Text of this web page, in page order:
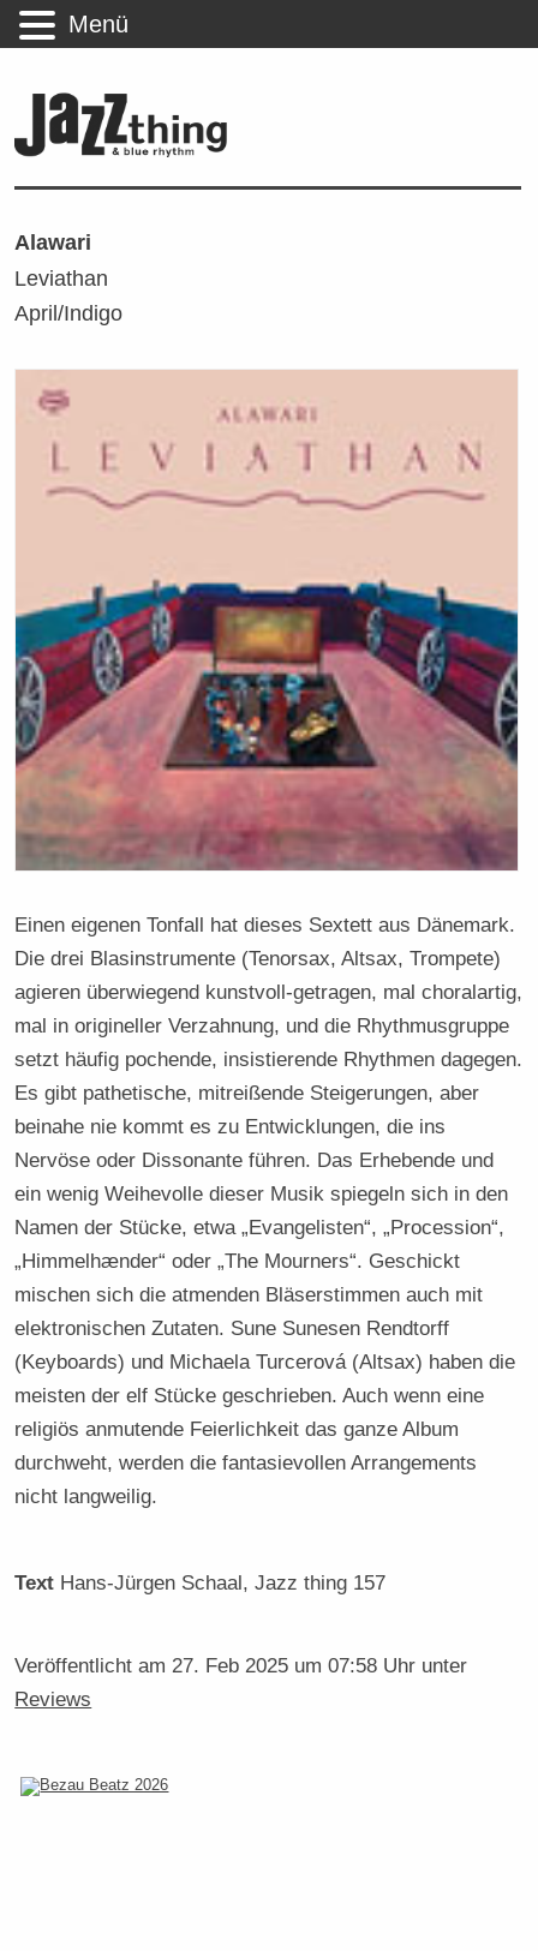
Alawari
Leviathan
April/Indigo
Einen eigenen Tonfall hat dieses Sextett aus Dänemark.
Die drei Blasinstrumente (Tenorsax, Altsax, Trompete)
agieren überwiegend kunstvoll-getragen, mal choralartig,
mal in origineller Verzahnung, und die Rhythmusgruppe
setzt häufig pochende, insistierende Rhythmen dagegen.
Es gibt pathetische, mitreißende Steigerungen, aber
beinahe nie kommt es zu Entwicklungen, die ins
Nervöse oder Dissonante führen. Das Erhebende und
ein wenig Weihevolle dieser Musik spiegeln sich in den
Namen der Stücke, etwa „Evangelisten“, „Procession“,
„Himmelhænder“ oder „The Mourners“. Geschickt
mischen sich die atmenden Bläserstimmen auch mit
elektronischen Zutaten. Sune Sunesen Rendtorff
(Keyboards) und Michaela Turcerová (Altsax) haben die
meisten der elf Stücke geschrieben. Auch wenn eine
religiös anmutende Feierlichkeit das ganze Album
durchweht, werden die fantasievollen Arrangements
nicht langweilig.
Text Hans-Jürgen Schaal, Jazz thing 157
Veröffentlicht am 27. Feb 2025 um 07:58 Uhr unter
Reviews
Menü